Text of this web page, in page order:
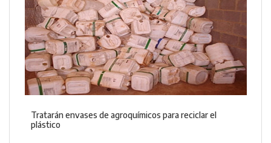
Tratarán envases de agroquímicos para reciclar el
plástico